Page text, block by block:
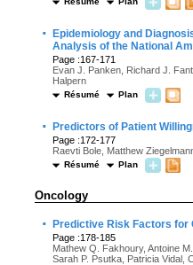
·
Epidemiology and
Analysis of the National
Page :167-171
Evan J. Panken, Richard J.
Halpern
Résumé Plan
· Predictors of Patient
Page :172-177
Raevti Bole, Matthew
Résumé Plan
Oncology
· Predictive Risk Factors for
Page :178-185
Mathew Q. Fakhoury, Antoine
Sarah P. Psutka, Patricia Vidal,